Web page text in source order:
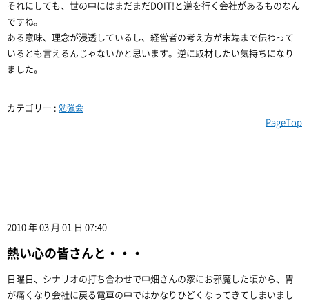
それにしても、世の中にはまだまだDOIT!と逆を行く会社があるものなん
ですね。
ある意味、理念が浸透しているし、経営者の考え方が末端まで伝わって
いるとも言えるんじゃないかと思います。逆に取材したい気持ちになり
ました。
カテゴリー : 勉強会
PageTop
2010 年 03 月 01 日 07:40
熱い心の皆さんと・・・
日曜日、シナリオの打ち合わせで中畑さんの家にお邪魔した頃から、胃
が痛くなり会社に戻る電車の中ではかなりひどくなってきてしまいまし